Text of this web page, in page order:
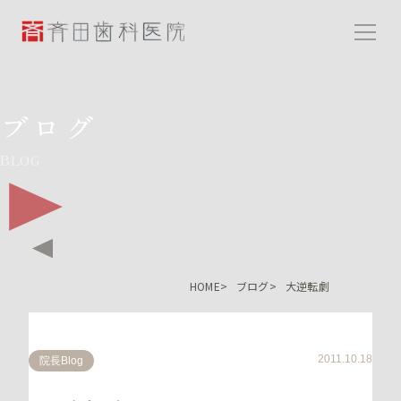
斉田歯科医院
ブログ
HOME ブログ 大逆転劇
院長Blog 2011.10.18